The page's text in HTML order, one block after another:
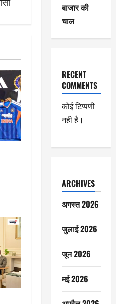
बाजार की
चाल
RECENT
COMMENTS
कोई टिप्पणी
नही है।
ARCHIVES
अगस्त 2026
जुलाई 2026
जून 2026
मई 2026